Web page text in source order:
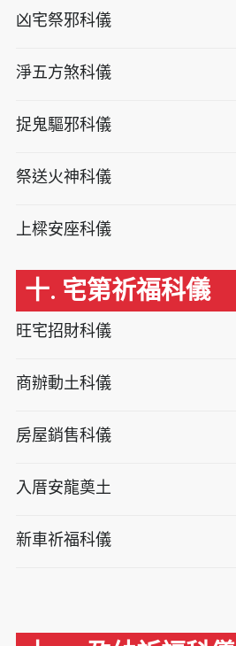
凶宅祭邪科儀
淨五方煞科儀
捉鬼驅邪科儀
祭送火神科儀
上樑安座科儀
十. 宅第祈福科儀
旺宅招財科儀
商辦動土科儀
房屋銷售科儀
入厝安龍奠土
新車祈福科儀